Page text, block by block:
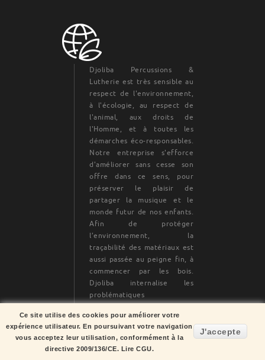
Djoliba Percussions &
Lutherie est très sensible au
respect de l'environnement,
à l'écologie, au respect de
l'animal, aux droits de
l'Homme, et à toutes les
démarches éco-responsables.
Notre entreprise s'efforce
d'améliorer sans cesse son
offre dans ce sens, pour
préserver le plaisir de
partager la musique et le
monde futur de nos enfants.
Afin de protéger
l’environnement, la
traçabilité des matériaux est
aussi passée au peigne fin, à
commencer par les bois.
Djoliba internalise les
problématiques
production. Notre objectif à
terme étant d’économiser au
maximum les ressources
naturelles et de minimiser les
Ce site utilise des cookies pour améliorer votre
expérience utilisateur. En poursuivant votre navigation
vous acceptez leur utilisation, conformément à la
directive 2009/136/CE. Lire CGU.
J'accepte